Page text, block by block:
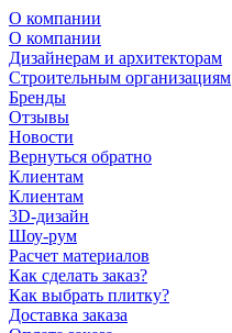
О компании
О компании
Дизайнерам и архитекторам
Строительным организациям
Бренды
Отзывы
Новости
Вернуться обратно
Клиентам
Клиентам
3D-дизайн
Шоу-рум
Расчет материалов
Как сделать заказ?
Как выбрать плитку?
Доставка заказа